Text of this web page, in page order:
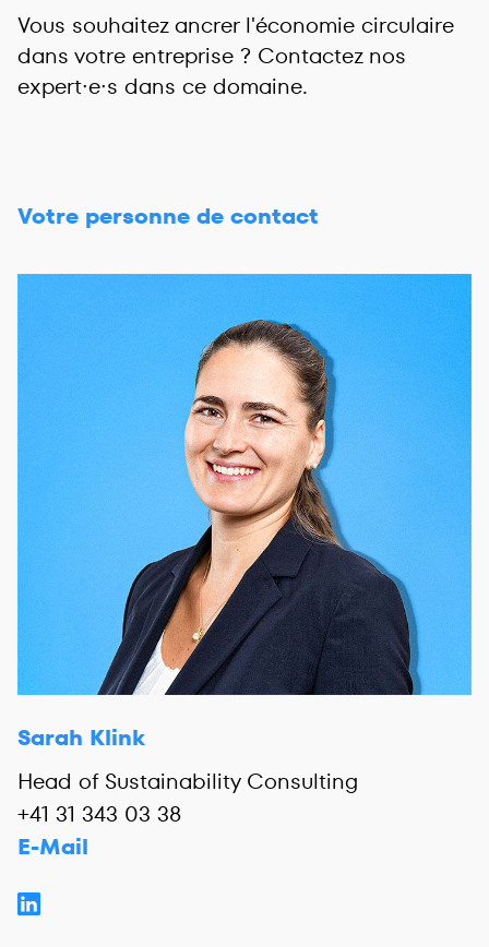
Vous souhaitez ancrer l'économie circulaire
dans votre entreprise ? Contactez nos
expert∙e∙s dans ce domaine.
Votre personne de contact
Sarah Klink
Head of Sustainability Consulting
+41 31 343 03 38
E-Mail